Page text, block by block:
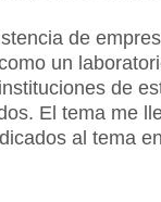
de
un
de
El tema me
al tema